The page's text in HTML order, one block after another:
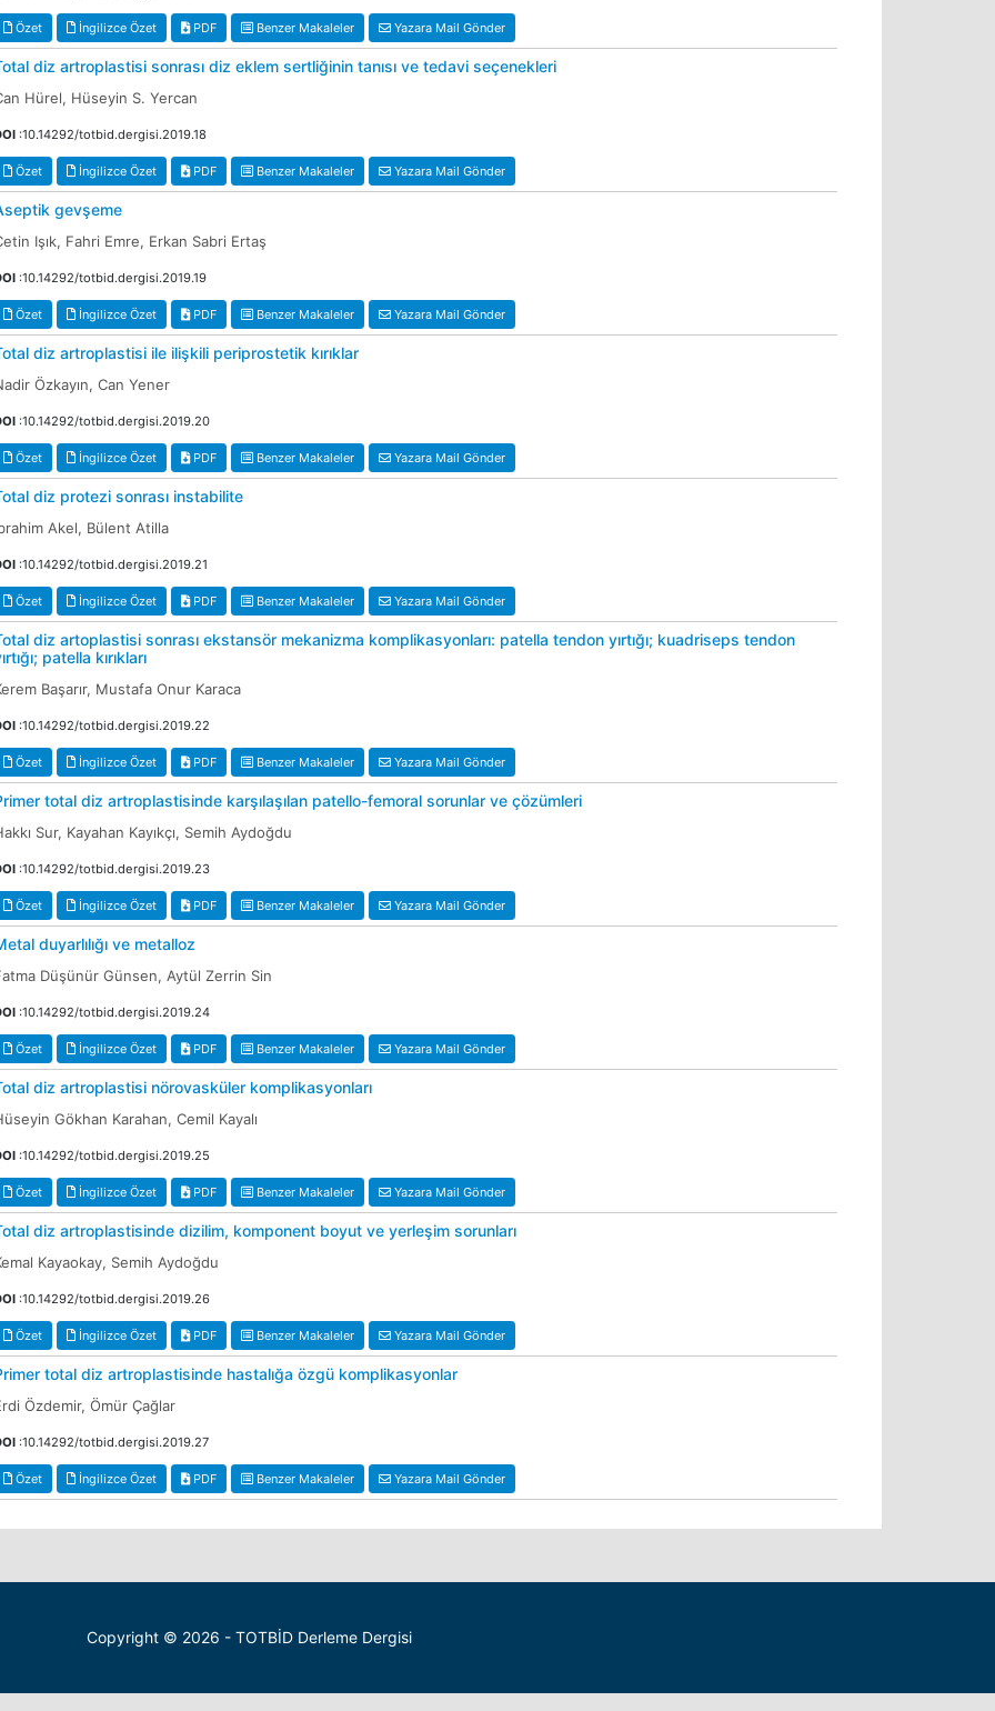
Özet İngilizce Özet PDF Benzer Makaleler Yazara Mail Gönder
diz artroplastisi sonrası diz eklem sertliğinin tanısı ve tedavi seçenekleri
Hürel, Hüseyin S. Yercan
:10.14292/totbid.dergisi.2019.18
Özet İngilizce Özet PDF Benzer Makaleler Yazara Mail Gönder
gevşeme
Işık, Fahri Emre, Erkan Sabri Ertaş
:10.14292/totbid.dergisi.2019.19
Özet İngilizce Özet PDF Benzer Makaleler Yazara Mail Gönder
diz artroplastisi ile ilişkili periprostetik kırıklar
Özkayın, Can Yener
:10.14292/totbid.dergisi.2019.20
Özet İngilizce Özet PDF Benzer Makaleler Yazara Mail Gönder
diz protezi sonrası instabilite
Akel, Bülent Atilla
:10.14292/totbid.dergisi.2019.21
Özet İngilizce Özet PDF Benzer Makaleler Yazara Mail Gönder
diz artoplastisi sonrası ekstansör mekanizma komplikasyonları: patella tendon yırtığı; kuadriseps tendon
patella kırıkları
Başarır, Mustafa Onur Karaca
:10.14292/totbid.dergisi.2019.22
Özet İngilizce Özet PDF Benzer Makaleler Yazara Mail Gönder
total diz artroplastisinde karşılaşılan patello-femoral sorunlar ve çözümleri
Sur, Kayahan Kayıkçı, Semih Aydoğdu
:10.14292/totbid.dergisi.2019.23
Özet İngilizce Özet PDF Benzer Makaleler Yazara Mail Gönder
duyarlılığı ve metalloz
Düşünür Günsen, Aytül Zerrin Sin
:10.14292/totbid.dergisi.2019.24
Özet İngilizce Özet PDF Benzer Makaleler Yazara Mail Gönder
diz artroplastisi nörovasküler komplikasyonları
Gökhan Karahan, Cemil Kayalı
:10.14292/totbid.dergisi.2019.25
Özet İngilizce Özet PDF Benzer Makaleler Yazara Mail Gönder
diz artroplastisinde dizilim, komponent boyut ve yerleşim sorunları
Kayaokay, Semih Aydoğdu
:10.14292/totbid.dergisi.2019.26
Özet İngilizce Özet PDF Benzer Makaleler Yazara Mail Gönder
total diz artroplastisinde hastalığa özgü komplikasyonlar
Özdemir, Ömür Çağlar
:10.14292/totbid.dergisi.2019.27
Özet İngilizce Özet PDF Benzer Makaleler Yazara Mail Gönder
Copyright © 2026 - TOTBİD Derleme Dergisi